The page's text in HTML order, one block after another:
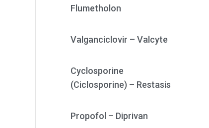
Flumetholon
Valganciclovir – Valcyte
Cyclosporine
(Ciclosporine) – Restasis
Propofol – Diprivan